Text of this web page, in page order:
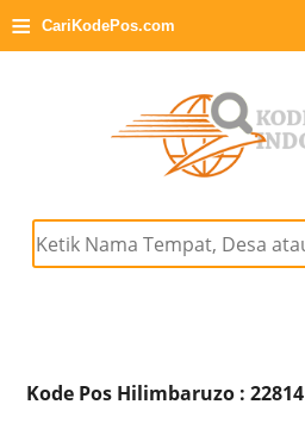
≡ CariKodePos.com
Kode Pos Hilimbaruzo : 22814